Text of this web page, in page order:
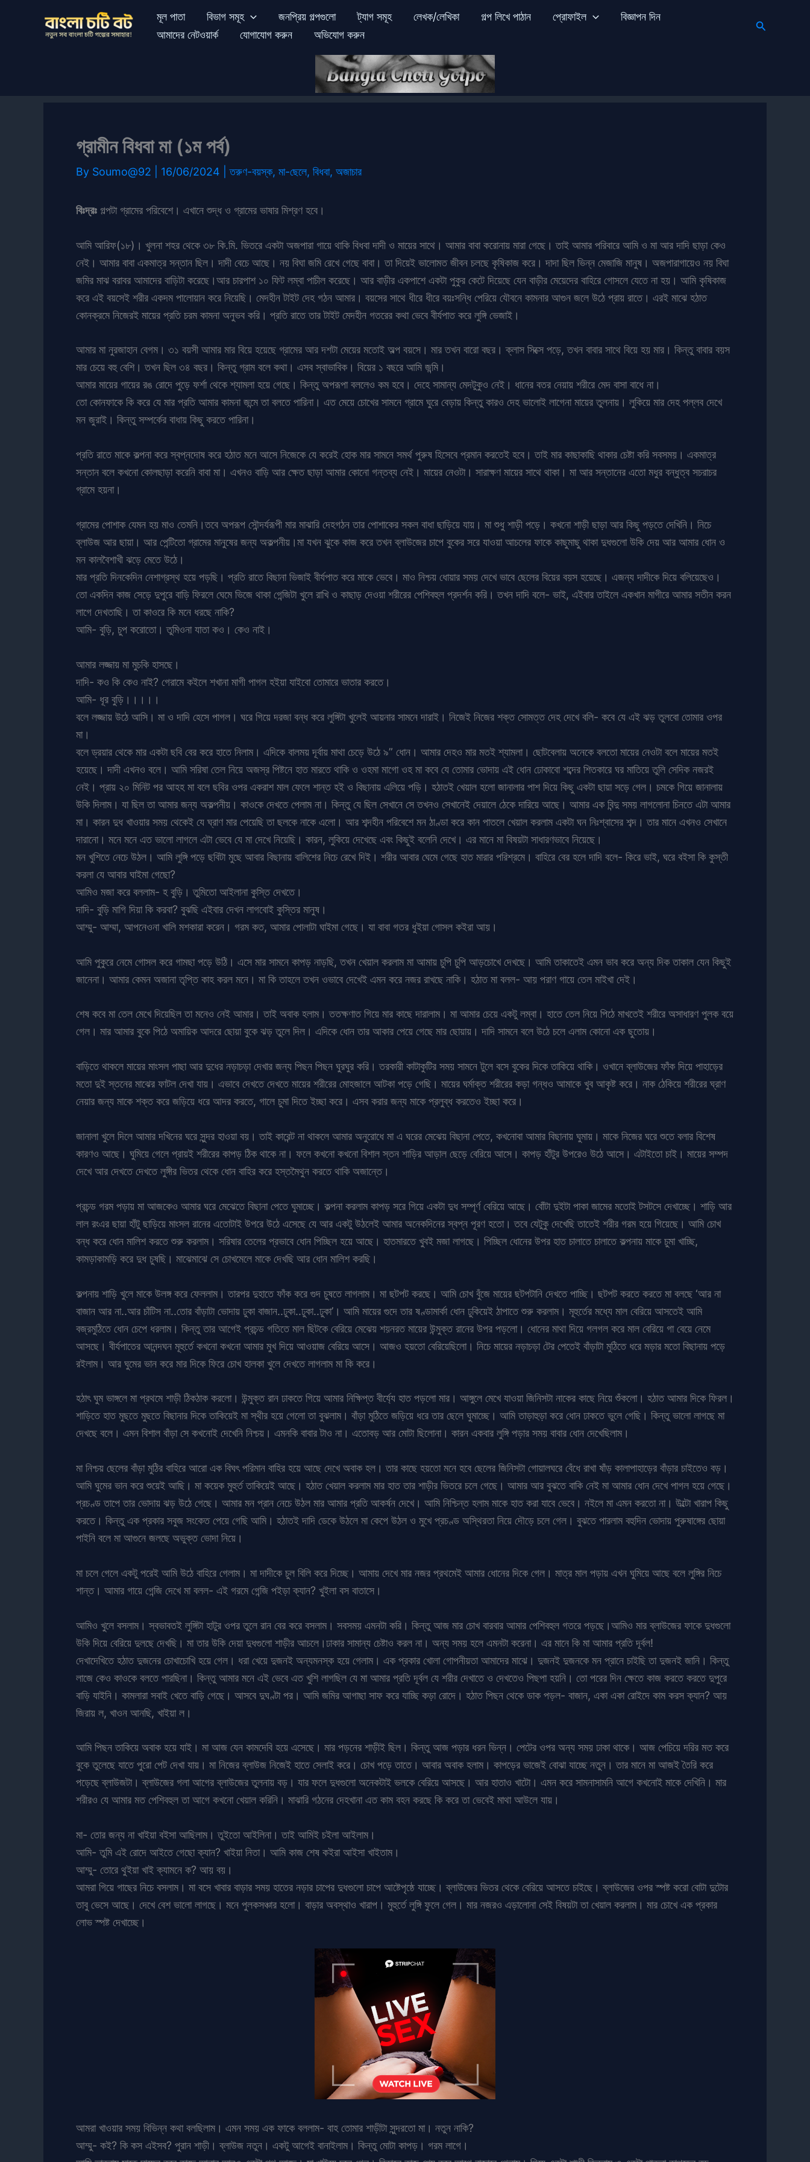
মূল পাতা বিভাগ সমূহ জনপ্রিয় গল্পগুলো ট্যাগ সমূহ লেখক/লেখিকা গল্প লিখে পাঠান প্রোফাইল
বিজ্ঞাপন দিন
আমাদের নেটওয়ার্ক
যোগাযোগ করুন অভিযোগ করুন
Search
গ্রামীন বিধবা মা (১ম পর্ব)
By Soumo@92 16/06/2024 |তরুণ-বয়স্ক, মা-ছেলে, বিধবা, অজাচার
বিঃদ্রঃ গল্পটা গ্রামের পরিবেশে। এখানে শুদ্ধ ও গ্রামের ভাষার মিশ্রণ হবে।
আমি আরিফ(১৮)। খুলনা শহর থেকে ৩৮ কি.মি. ভিতরে একটা অজপারা গায়ে থাকি বিধবা দাদী ও মায়ের সাথে। আমার বাবা করোনায় মারা গেছে। তাই আমার পরিবারে আমি ও মা আর দাদি ছাড়া কেও
নেই। আমার বাবা একমাত্র সন্তান ছিল। দাদী বেচে আছে। নয় বিঘা জমি রেখে গেছে বাবা। তা দিয়েই ভালোমত জীবন চলছে কৃষিকাজ করে। দাদা ছিল ভিন্ন মেজাজি মানুষ। অজপারাগায়েও নয় বিঘা
জমির মাঝ বরাবর আমাদের বাড়িটা করেছে।আর চারপাশ ১০ ফিট লম্বা পাচীল করেছে। আর বাড়ীর একপাশে একটা পুকুর কেটে দিয়েছে যেন বাড়ীর মেয়েদের বাহিরে গোসলে যেতে না হয়। আমি কৃষিকাজ
করে এই বয়সেই শরীর একদম পালোয়ান করে নিয়েছি। মেদহীন টাইট দেহ গঠন আমার। বয়সের সাথে ধীরে ধীরে বয়ঃসন্ধি পেরিয়ে যৌবনে কামনার আগুন জলে উঠে প্রায় রাতে। এরই মাঝে হঠাত
কোনক্রমে নিজেরই মায়ের প্রতি চরম কামনা অনুভব করি। প্রতি রাতে তার টাইট মেদহীন গতরের কথা ভেবে বীর্যপাত করে লুঙ্গি ভেজাই।
আমার মা নুরজাহান বেগম। ৩১ বয়সী আমার মার বিয়ে হয়েছে গ্রামের আর দশটা মেয়ের মতোই অল্প বয়সে। মার তখন বারো বছর। ক্লাস সিক্সে পড়ে, তখন বাবার সাথে বিয়ে হয় মার। কিন্তু বাবার বয়স
মার চেয়ে বহু বেশি। তখন ছিল ৩৪ বছর। কিন্তু গ্রাম বলে কথা। এসব স্বাভাবিক। বিয়ের ১ বছরে আমি জন্মি।
আমার মায়ের গায়ের রঙ রোদে পুড়ে ফর্শা থেকে শ্যামলা হয়ে গেছে। কিন্তু অপরূপা বললেও কম হবে। দেহে সামান্য মেদটুকুও নেই। ধানের বতর নেয়ায় শরীরে মেদ বাসা বাধে না।
তো কোনফাকে কি করে যে মার প্রতি আমার কামনা জন্মে তা বলতে পারিনা। এত মেয়ে চোখের সামনে গ্রামে ঘুরে বেড়ায় কিন্তু কারও দেহ ভালোই লাগেনা মায়ের তুলনায়। লুকিয়ে মার দেহ পল্লব দেখে
মন জুরাই। কিন্তু সম্পর্কের বাধায় কিছু করতে পারিনা।
প্রতি রাতে মাকে কল্পনা করে স্বপ্নদোষ করে হঠাত মনে আসে নিজেকে যে করেই হোক মার সামনে সমর্থ পুরুষ হিসেবে প্রমান করতেই হবে। তাই মার কাছাকাছি থাকার চেষ্টা করি সবসময়। একমাত্র
সন্তান বলে কখনো কোলছাড়া করেনি বাবা মা। এখনও বাড়ি আর ক্ষেত ছাড়া আমার কোনো গন্তব্য নেই। মায়ের নেওটা। সারাক্ষণ মায়ের সাথে থাকা। মা আর সন্তানের এতো মধুর বন্ধুত্ব সচরাচর
গ্রামে হয়না।
গ্রামের পোশাক যেমন হয় মাও তেমনি।তবে অপরূপ সৌন্দর্যরূপী মার মাঝারি দেহগঠন তার পোশাকের সকল বাধা ছাড়িয়ে যায়। মা শুধু শাড়ী পড়ে। কখনো শাড়ী ছাড়া আর কিছু পড়তে দেখিনি। নিচে
ব্লাউজ আর ছায়া। আর পেন্টিতো গ্রামের মানুষের জন্য অকল্পনীয়।মা যখন ঝুকে কাজ করে তখন ব্লাউজের চাপে বুকের সরে যাওয়া আচলের ফাকে কাছুমাছু থাকা দুধগুলো উকি দেয় আর আমার ধোন ও
মন কালবৈশাখী ঝড়ে মেতে উঠে।
মার প্রতি দিনকেদিন নেশাগ্রস্থ হয়ে পড়ছি। প্রতি রাতে বিছানা ভিজাই বীর্যপাত করে মাকে ভেবে। মাও নিশ্চয় ধোয়ার সময় দেখে ভাবে ছেলের বিয়ের বয়স হয়েছে। এজন্য দাদীকে দিয়ে বলিয়েছেও।
তো একদিন কাজ সেড়ে দুপুরে বাড়ি ফিরলে ঘেমে ভিজে থাকা গেন্জিটা খুলে রাখি ও কাছাড় দেওয়া শরীরের পেশিবহুল প্রদর্শন করি। তখন দাদি বলে- ভাই, এইবার তাইলে একখান মাগীরে আমার সতীন করন
লাগে দেখতাছি। তা কাওরে কি মনে ধরছে নাকি?
আমি- বুড়ি, চুপ করোতো। তুমিওনা যাতা কও। কেও নাই।
আমার লজ্জায় মা মুচকি হাসছে।
দাদি- কও কি কেও নাই? গেরামে কইলে শখানা মাগী পাগল হইয়া যাইবো তোমারে ভাতার করতে।
আমি- ধূর বুড়ি।।।।।
বলে লজ্জায় উঠে আসি। মা ও দাদি হেসে পাগল। ঘরে গিয়ে দরজা বন্ধ করে লুঙ্গিটা খুলেই আয়নার সামনে দারাই। নিজেই নিজের শক্ত সোমত্ত দেহ দেখে বলি- কবে যে এই ঝড় তুলবো তোমার ওপর
মা।
বলে ড্রয়ার থেকে মার একটা ছবি বের করে হাতে নিলাম। এদিকে বালময় দূর্বায় মাথা চেড়ে উঠে ৯” ধোন। আমার দেহও মার মতই শ্যামলা। ছোটবেলায় অনেকে বলতো মায়ের নেওটা বলে মায়ের মতই
হয়েছে। দাদী এখনও বলে। আমি সরিষা তেল নিয়ে অজস্র পিষ্টনে হাত মারতে থাকি ও ওহমা মাগো ওহ মা কবে যে তোমার ভোদায় এই ধোন ঢোকাবো শব্দের শিতকারে ঘর মাতিয়ে তুলি সেদিক নজরই
নেই। প্রায় ২০ মিনিট পর আহহ মা বলে ছবির ওপর একরাশ মাল ফেলে শান্ত হই ও বিছানায় এলিয়ে পড়ি। হঠাতই খেয়াল হলো জানালার পাশ দিয়ে কিছু একটা ছায়া সড়ে গেল। চমকে গিয়ে জানালায়
উকি দিলাম। যা ছিল তা আমার জন্য অকল্পনীয়। কাওকে দেখতে পেলাম না। কিন্তু যে ছিল সেখানে সে তখনও সেখানেই দেয়ালে ঠেকে দারিয়ে আছে। আমার এক বিন্দু সময় লাগলোনা চিনতে এটা আমার
মা। কারন দুধ খাওয়ার সময় থেকেই যে ঘ্রাণ মার পেয়েছি তা ছলকে নাকে এলো। আর শব্দহীন পরিবেশে মন ঠাণ্ডা করে কান পাতলে খেয়াল করলাম একটা ঘন নিঃশ্বাসের শব্দ। তার মানে এখনও সেখানে
দারানো। মনে মনে এত ভালো লাগলে এটা ভেবে যে মা দেখে নিয়েছি। কারন, লুকিয়ে দেখেছে এবং কিছুই বলেনি দেখে। এর মানে মা বিষয়টা সাধারণভাবে নিয়েছে।
মন খুশিতে নেচে উঠল। আমি লুঙ্গি পড়ে ছবিটা মুছে আবার বিছানায় বালিশের নিচে রেখে দিই। শরীর আবার ঘেমে গেছে হাত মারার পরিশ্রমে। বাহিরে বের হলে দাদি বলে- কিরে ভাই, ঘরে বইসা কি কুস্তী
করলা যে আবার ঘাইমা গেছো?
আমিও মজা করে বললাম- হ বুড়ি। তুমিতো আইলানা কুস্তি দেখতে।
দাদি- বুড়ি মাগি দিয়া কি করবা? বুঝছি এইবার দেখন লাগবোই কুস্তির মানুষ।
আম্মু- আম্মা, আপনেওনা খালি মশকারা করেন। গরম কত, আমার পোলাটা ঘাইমা গেছে। যা বাবা গতর ধুইয়া গোসল কইরা আয়।
আমি পুকুরে নেমে গোসল করে গামছা পড়ে উঠি। এসে মার সামনে কাপড় নাড়ছি, তখন খেয়াল করলাম মা আমায় চুপি চুপি আড়চোখে দেখছে। আমি তাকাতেই এমন ভাব করে অন্য দিক তাকাল যেন কিছুই
জানেনা। আমার কেমন অজানা তৃপ্তি কাহ করল মনে। মা কি তাহলে তখন ওভাবে দেখেই এমন করে নজর রাখছে নাকি। হঠাত মা বলল- আয় পরাণ গায়ে তেল মাইখা দেই।
শেষ কবে মা তেল মেখে দিয়েছিল তা মনেও নেই আমার। তাই অবাক হলাম। ততক্ষণাত গিয়ে মার কাছে দারালাম। মা আমার চেয়ে একটু লম্বা। হাতে তেল নিয়ে পিঠে মাখতেই শরীরে অসাধারণ পুলক বয়ে
গেল। মার আমার বুকে পিঠে অমায়িক আদরে ছোয়া বুকে ঝড় তুলে দিল। এদিকে ধোন তার আকার পেয়ে গেছে মার ছোয়ায়। দাদি সামনে বলে উঠে চলে এলাম কোনো এক ছুতোয়।
বাড়িতে থাকলে মায়ের মাংসল পাছা আর দুধের নড়াচড়া দেখার জন্য পিছন পিছন ঘুরঘুর করি। তরকারী কাটাকুটির সময় সামনে টুলে বসে বুকের দিকে তাকিয়ে থাকি। ওখানে ব্লাউজের ফাঁক দিয়ে পাহাড়ের
মতো দুই স্তনের মাঝের ফাটল দেখা যায়। এভাবে দেখতে দেখতে মায়ের শরীরের মোহজালে আটকা পড়ে গেছি। মায়ের ঘর্মাক্ত শরীরের কড়া গন্ধও আমাকে খুব আকৃষ্ট করে। নাক ঠেকিয়ে শরীরের ঘ্রাণ
নেয়ার জন্য মাকে শক্ত করে জড়িয়ে ধরে আদর করতে, গালে চুমা দিতে ইচ্ছা করে। এসব করার জন্য মাকে প্রলুব্ধ করতেও ইচ্ছা করে।
জানালা খুলে দিলে আমার দখিনের ঘরে সুন্দর হাওয়া বয়। তাই কারেন্ট না থাকলে আমার অনুরোধে মা এ ঘরের মেঝেয় বিছানা পেতে, কখনোবা আমার বিছানায় ঘুমায়। মাকে নিজের ঘরে শুতে বলার বিশেষ
কারণও আছে। ঘুমিয়ে গেলে প্রায়ই শরীরের কাপড় ঠিক থাকে না। ফলে কখনো কখনো বিশাল স্তন শাড়ির আড়াল ছেড়ে বেরিয়ে আসে। কাপড় হাঁটুর উপরেও উঠে আসে। এটাইতো চাই। মায়ের সম্পদ
দেখে আর দেখতে দেখতে লুঙ্গীর ভিতর থেকে ধোন বাহির করে হস্তমৈথুন করতে থাকি অজান্তে।
প্রচন্ড গরম পড়ায় মা আজকেও আমার ঘরে মেঝেতে বিছানা পেতে ঘুমাচ্ছে। কল্পনা করলাম কাপড় সরে গিয়ে একটা দুধ সম্পূর্ণ বেরিয়ে আছে। বোঁটা দুইটা পাকা জামের মতোই টসটসে দেখাচ্ছে। শাড়ি আর
লাল রংএর ছায়া হাঁটু ছাড়িয়ে মাংসল রানের এতোটাই উপরে উঠে এসেছে যে আর একটু উঠলেই আমার অনেকদিনের স্বপ্ন পূরণ হতো। তবে যেটুকু দেখেছি তাতেই শরীর গরম হয়ে গিয়েছে। আমি চোখ
বন্ধ করে ধোন মালিশ করতে শুরু করলাম। সরিষার তেলের প্রভাবে ধোন পিচ্ছিল হয়ে আছে। হাতমারতে খুবই মজা লাগছে। পিচ্ছিল ধোনের উপর হাত চালাতে চালাতে কল্পনায় মাকে চুমা খাচ্ছি,
কামড়াকামড়ি করে দুধ চুষছি। মাঝেমাঝে সে চোখমেলে মাকে দেখছি আর ধোন মালিশ করছি।
কল্পনায় শাড়ি খুলে মাকে উলঙ্গ করে ফেললাম। তারপর দুহাতে ফাঁক করে গুদ চুষতে লাগলাম। মা ছটপট করছে। আমি চোখ বুঁজে মায়ের ছটপটানি দেখতে পাচ্ছি। ছটপট করতে করতে মা বলছে ‘আর না
বাজান আর না..আর চাঁটিস না..তোর বাঁড়াটা ভোদায় ঢুকা বাজান..ঢুকা..ঢুকা..ঢুকা’। আমি মায়ের গুদে তার ষণ্ডামার্কা ধোন ঢুকিয়েই ঠাপাতে শুরু করলাম। মূহুর্তের মধ্যে মাল বেরিয়ে আসতেই আমি
বজ্রমুঠিতে ধোন চেপে ধরলাম। কিন্তু তার আগেই প্রচন্ড গতিতে মাল ছিটকে বেরিয়ে মেঝেয় শয়নরত মায়ের উন্মুক্ত রানের উপর পড়লো। ধোনের মাথা দিয়ে গলগল করে মাল বেরিয়ে গা বেয়ে নেমে
আসছে। বীর্যপাতের আনন্দঘন মূহুর্তে কখনো কখনো আমার মুখ দিয়ে আওয়াজ বেরিয়ে আসে। আজও হয়তো বেরিয়েছিলো। নিচে মায়ের নড়াচড়া টের পেতেই বাঁড়াটা মুঠিতে ধরে মড়ার মতো বিছানায় পড়ে
রইলাম। আর ঘুমের ভান করে মার দিকে ফিরে চোখ হালকা খুলে দেখতে লাগলাম মা কি করে।
হঠাৎ ঘুম ভাঙ্গলে মা প্রথমে শাড়ী ঠিকঠাক করলো। উন্মুক্ত রান ঢাকতে গিয়ে আমার নিক্ষিপ্ত বীর্য্যে হাত পড়লো মার। আঙ্গুলে মেখে যাওয়া জিনিসটা নাকের কাছে নিয়ে শুঁকলো। হঠাত আমার দিকে ফিরল।
শাড়িতে হাত মুছতে মুছতে বিছানার দিকে তাকিয়েই মা স্থীর হয়ে গেলো তা বুঝলাম। বাঁড়া মুঠিতে জড়িয়ে ধরে তার ছেলে ঘুমাচ্ছে। আমি তাড়াহুড়া করে ধোন ঢাকতে ভুলে গেছি। কিন্তু ভালো লাগছে মা
দেখছে বলে। এমন বিশাল বাঁড়া সে কখনোই দেখেনি নিশ্চয়। এমনকি বাবার টাও না। এতোবড় আর মোটা ছিলোনা। কারন একবার লুঙ্গি পড়ার সময় বাবার ধোন দেখেছিলাম।
মা নিশ্চয় ছেলের বাঁড়া মুঠির বাহিরে আরো এক বিঘৎ পরিমান বাহির হয়ে আছে দেখে অবাক হল। তার কাছে হয়তো মনে হবে ছেলের জিনিসটা গোয়ালঘরে বেঁধে রাখা ষাঁড় কালাপাহাড়ের বাঁড়ার চাইতেও বড়।
আমি ঘুমের ভান করে শুয়েই আছি। মা কয়েক মুহুর্ত তাকিয়েই আছে। হঠাত খেয়াল করলাম মার হাত তার শাড়ীর ভিতরে চলে গেছে। আমার আর বুঝতে বাকি নেই মা আমার ধোন দেখে পাগল হয়ে গেছে।
প্রচণ্ড তাপে তার ভোদায় ঝড় উঠে গেছে। আমার মন প্রান নেচে উঠল মার আমার প্রতি আকর্ষন দেখে। আমি নিশ্চিন্ত হলাম মাকে হাত করা যাবে ভেবে। নইলে মা এমন করতো না। উল্টো খারাপ কিছু
করতে। কিন্তু এক প্রকার সবুজ সংকেত পেয়ে গেছি আমি। হঠাতই দাদি ডেকে উঠলে মা কেপে উঠল ও মুখে প্রচণ্ড অস্থিরতা নিয়ে দৌড়ে চলে গেল। বুঝতে পারলাম বহুদিন ভোদায় পুরুষাঙ্গের ছোয়া
পাইনি বলে মা আগুনে জলছে অভুক্ত ভোদা নিয়ে।
মা চলে গেলে একটু পরেই আমি উঠে বাহিরে গেলাম। মা দাদীকে চুল বিলি করে দিচ্ছে। আমায় দেখে মার নজর প্রথমেই আমার ধোনের দিকে গেল। মাত্র মাল পড়ায় এখন ঘুমিয়ে আছে বলে লুঙ্গির নিচে
শান্ত। আমার গায়ে গেন্জি দেখে মা বলল- এই গরমে গেন্জি পইড়া ক্যান? খুইলা বস বাতাসে।
আমিও খুলে বসলাম। স্বভাবতই লুঙ্গিটা হাটুর ওপর তুলে রান বের করে বসলাম। সবসময় এমনটা করি। কিন্তু আজ মার চোখ বারবার আমার পেশিবহুল গতরে পড়ছে।আমিও মার ব্লাউজের ফাকে দুধগুলো
উকি দিয়ে বেরিয়ে দুলছে দেখছি। মা তার উকি দেয়া দুধগুলো শাড়ীর আচলে।ঢাকার সামান্য চেষ্টাও করল না। অন্য সময় হলে এমনটা করেনা। এর মানে কি মা আমার প্রতি দূর্বল!
দেখাদেখিতে হঠাত দুজনের চোখাচোখি হয়ে গেল। ধরা খেয়ে দুজনই অন্যমনস্ক হয়ে গেলাম। এক প্রকার খোলা গোপনীয়তা আমাদের মাঝে। দুজনই দুজনকে মন প্রানে চাইছি তা দুজনই জানি। কিন্তু
লাজে কেও কাওকে বলতে পারছিনা। কিন্তু আমার মনে এই ভেবে এত খুশি লাগছিল যে মা আমার প্রতি দূর্বল যে শরীর দেখাতে ও দেখতেও পিছপা হয়নি। তো পরের দিন ক্ষেতে কাজ করতে করতে দুপুরে
বাড়ি যাইনি। কামলারা সবাই খেতে বাড়ি গেছে। আসবে দুঘণ্টা পর। আমি জমির আগাছা সাফ করে যাচ্ছি কড়া রোদে। হঠাত পিছন থেকে ডাক পড়ল- বাজান, একা একা রোইদে কাম করস ক্যান? আয়
জিরায় ল, খাওন আনছি, খাইয়া ল।
আমি পিছন তাকিয়ে অবাক হয়ে যাই। মা আজ যেন কামদেবি হয়ে এসেছে। মার পড়নের শাড়ীই ছিল। কিন্তু আজ পড়ার ধরন ভিন্ন। পেটের ওপর অন্য সময় ঢাকা থাকে। আজ পেচিয়ে দরির মত করে
বুকে তুলেছে যাতে পুরো পেট দেখা যায়। মা নিজের ব্লাউজ নিজেই হাতে সেলাই করে। চোখ পড়ে তাতে। আবার অবাক হলাম। কাপড়ের ভাজেই বোঝা যাচ্ছে নতুন। তার মানে মা আজই তৈরি করে
পড়েছে ব্লাউজটা। ব্লাউজের গলা আগের ব্লাউজের তুলনায় বড়। যার ফলে দুধগুলো অনেকটাই ভলকে বেরিয়ে আসছে। আর হাতাও খাটো। এমন করে সামনাসামনি আগে কখনোই মাকে দেখিনি। মার
শরীরও যে আমার মত পেশিবহুল তা আগে কখনো খেয়াল করিনি। মাঝারি গঠনের দেহখানা এত কাম বহন করছে কি করে তা ভেবেই মাথা আউলে যায়।
মা- তোর জন্য না খাইয়া বইসা আছিলাম। তুইতো আইলিনা। তাই আমিই চইলা আইলাম।
আমি- তুমি এই রোদে আইতে গেছো ক্যান? খাইয়া নিতা। আমি কাজ শেষ কইরা আইসা খাইতাম।
আম্মু- তোরে থুইয়া খাই ক্যামনে ক? আয় বয়।
আমরা গিয়ে গাছের নিচে বসলাম। মা বসে খাবার বাড়ার সময় হাতের নড়ার চাপের দুধগুলো চাপে আষ্টেপৃষ্ঠে যাচ্ছে। ব্লাউজের ভিতর থেকে বেরিয়ে আসতে চাইছে। ব্লাউজের ওপর স্পষ্ট করো বোটা দুটোর
তাবু ভেসে আছে। দেখে বেশ ভালো লাগছে। মনে পুলকসঞ্চার হলো। বাড়ার অবস্থাও খারাপ। মুহুর্তে লুঙ্গি ফুলে গেল। মার নজরও এড়ালোনা সেই বিষয়টা তা খেয়াল করলাম। মার চোখে এক প্রকার
লোভ স্পষ্ট দেখাচ্ছে।
আমরা খাওয়ার সময় বিভিন্ন কথা বলছিলাম। এমন সময় এক ফাকে বললাম- বাহ তোমার শাড়ীটা সুন্দরতো মা। নতুন নাকি?
আম্মু- কই? কি কস এইসব? পুরান শাড়ী। ব্লাউজ নতুন। একটু আগেই বানাইলাম। কিন্তু মোটা কাপড়। গরম লাগে।